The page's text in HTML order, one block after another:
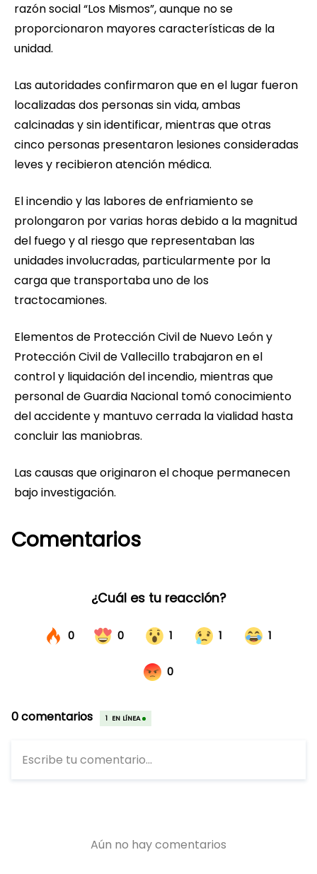
razón social “Los Mismos”, aunque no se
proporcionaron mayores características de la
unidad.
Las autoridades confirmaron que en el lugar fueron
localizadas dos personas sin vida, ambas
calcinadas y sin identificar, mientras que otras
cinco personas presentaron lesiones consideradas
leves y recibieron atención médica.
El incendio y las labores de enfriamiento se
prolongaron por varias horas debido a la magnitud
del fuego y al riesgo que representaban las
unidades involucradas, particularmente por la
carga que transportaba uno de los
tractocamiones.
Elementos de Protección Civil de Nuevo León y
Protección Civil de Vallecillo trabajaron en el
control y liquidación del incendio, mientras que
personal de Guardia Nacional tomó conocimiento
del accidente y mantuvo cerrada la vialidad hasta
concluir las maniobras.
Las causas que originaron el choque permanecen
bajo investigación.
Comentarios